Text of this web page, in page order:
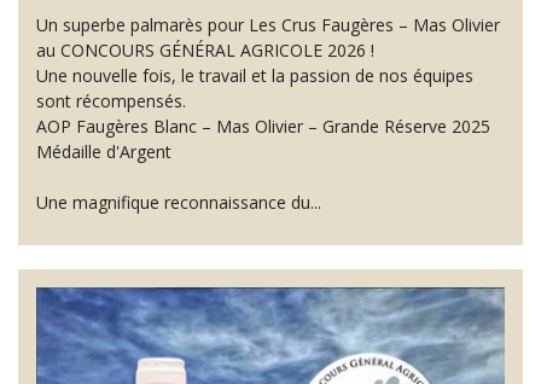
Un superbe palmarès pour Les Crus Faugères – Mas Olivier
au CONCOURS GÉNÉRAL AGRICOLE 2026 !
Une nouvelle fois, le travail et la passion de nos équipes
sont récompensés.
AOP Faugères Blanc – Mas Olivier – Grande Réserve 2025
Médaille d'Argent
Une magnifique reconnaissance du...